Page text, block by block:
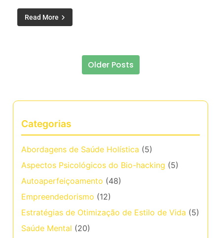
Read More
Posts navigationOlder Posts
Categorias
Abordagens de Saúde Holística (5)
Aspectos Psicológicos do Bio-hacking (5)
Autoaperfeiçoamento (48)
Empreendedorismo (12)
Estratégias de Otimização de Estilo de Vida (5)
Saúde Mental (20)